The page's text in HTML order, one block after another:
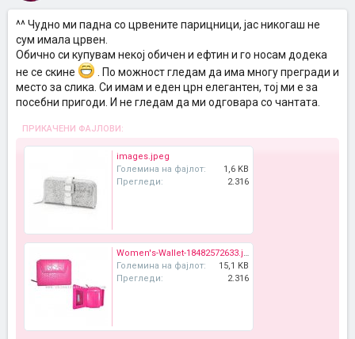
^^ Чудно ми падна со црвените парицници, јас никогаш не
сум имала црвен.
Обично си купувам некој обичен и ефтин и го носам додека
не се скине
. По можност гледам да има многу прегради и
место за слика. Си имам и еден црн елегантен, тој ми е за
посебни пригоди. И не гледам да ми одговара со чантата.
ПРИКАЧЕНИ ФАЈЛОВИ:
images.jpeg
Големина на фајлот:
1,6 KB
Прегледи:
2.316
Women's-Wallet-18482572633.jpg
Големина на фајлот:
15,1 KB
Прегледи:
2.316